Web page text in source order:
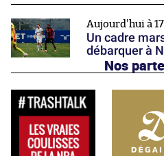
Aujourd'hui à
Un cadre
débarquer à
Nos